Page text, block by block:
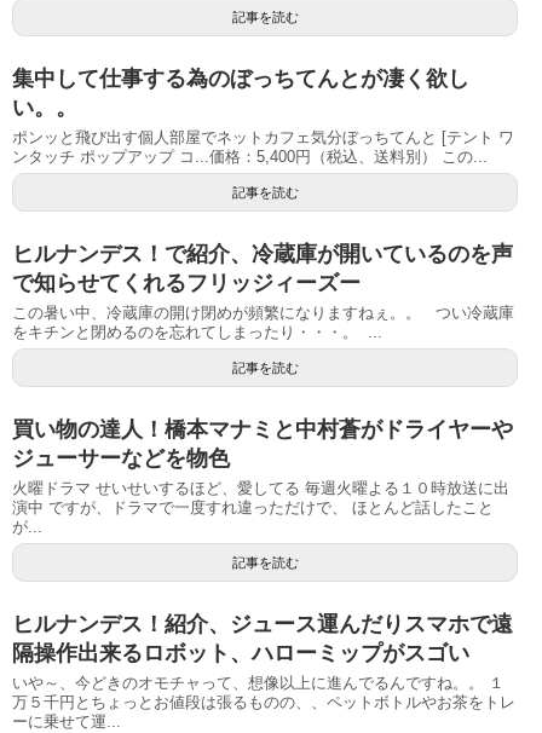
記事を読む
集中して仕事する為のぼっちてんとが凄く欲し
い。。
ポンッと飛び出す個人部屋でネットカフェ気分ぼっちてんと [テント ワ
ンタッチ ポップアップ コ...価格：5,400円（税込、送料別） この...
記事を読む
ヒルナンデス！で紹介、冷蔵庫が開いているのを声
で知らせてくれるフリッジィーズー
この暑い中、冷蔵庫の開け閉めが頻繁になりますねぇ。。 つい冷蔵庫
をキチンと閉めるのを忘れてしまったり・・・。 ...
記事を読む
買い物の達人！橋本マナミと中村蒼がドライヤーや
ジューサーなどを物色
火曜ドラマ せいせいするほど、愛してる 毎週火曜よる１０時放送に出
演中 ですが、ドラマで一度すれ違っただけで、 ほとんど話したこと
が...
記事を読む
ヒルナンデス！紹介、ジュース運んだりスマホで遠
隔操作出来るロボット、ハローミップがスゴい
いや～、今どきのオモチャって、想像以上に進んでるんですね。。 １
万５千円とちょっとお値段は張るものの、、ペットボトルやお茶をトレ
ーに乗せて運...